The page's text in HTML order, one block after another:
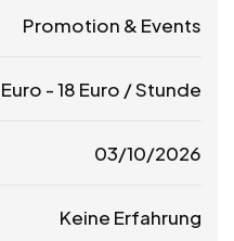
Promotion & Events
Euro -18 Euro / Stunde
03/10/2026
Keine Erfahrung